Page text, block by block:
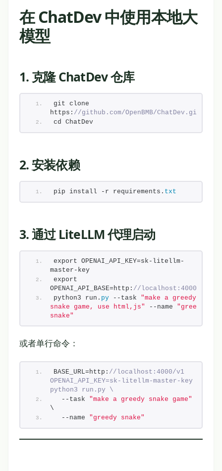
在 ChatDev 中使用本地大
模型
1. 克隆 ChatDev 仓库
git clone
https: //github.com/OpenBMB/ChatDev.git
cd ChatDev
2. 安装依赖
pip install -r requirements. txt
3. 通过 LiteLLM 代理启动
export OPENAI_API_KEY=sk-litellm-
master-key
export
OPENAI_API_BASE=http: //localhost:4000/v1
python3 run. py --task "make a greedy
snake game, use html,js"
--name "greedy
snake"
或者单行命令：
BASE_URL=http: //localhost:4000/v1
OPENAI_API_KEY=sk-litellm-master-key
python3 run.py \
  --task
"make a greedy snake game"
\
  --name
"greedy snake"